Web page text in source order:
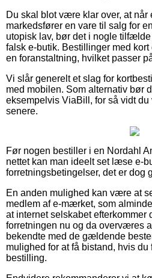
Du skal blot være klar over, at når
markedsfører en vare til salg for
utopisk lav, bør det i nogle
falsk e-butik. Bestillinger med
en foranstaltning, hvilket passer
Vi slår generelt et slag for
med mobilen. Som alternativ bør
eksempelvis ViaBill, for så vidt
senere.
Før nogen bestiller i en Nordahl
nettet kan man ideelt set læse e-
forretningsbetingelser, det er dog
En anden mulighed kan være at
medlem af e-mærket, som
at internet selskabet efterkommer
forretningen nu og da overværes
bekendte med de gældende
mulighed for at få bistand, hvis
bestilling.